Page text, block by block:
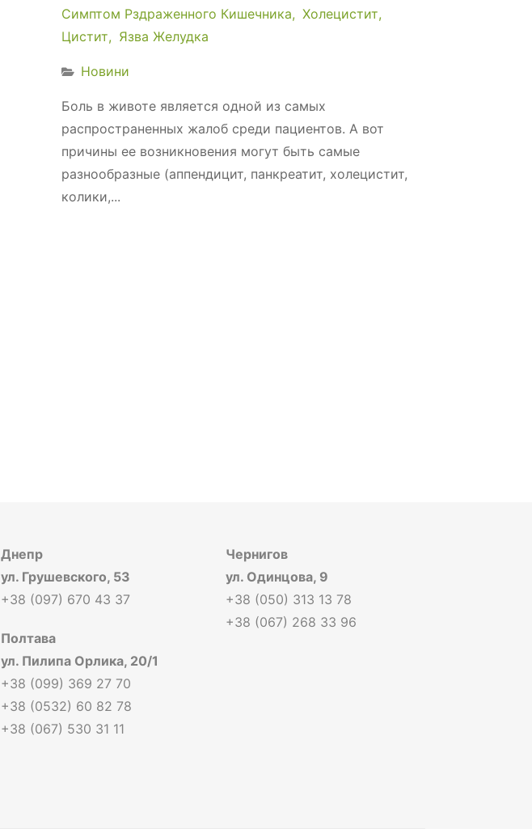
Симптом Рздраженного Кишечника
Холецистит
Цистит
Язва Желудка
Новини
Боль в животе является одной из самых
распространенных жалоб среди пациентов. А вот
причины ее возникновения могут быть самые
разнообразные (аппендицит, панкреатит, холецистит,
колики,...
Днепр
ул. Грушевского, 53
+38 (097) 670 43 37
Полтава
ул. Пилипа Орлика, 20/1
+38 (099) 369 27 70
+38 (0532) 60 82 78
+38 (067) 530 31 11
Чернигов
ул. Одинцова, 9
+38 (050) 313 13 78
+38 (067) 268 33 96